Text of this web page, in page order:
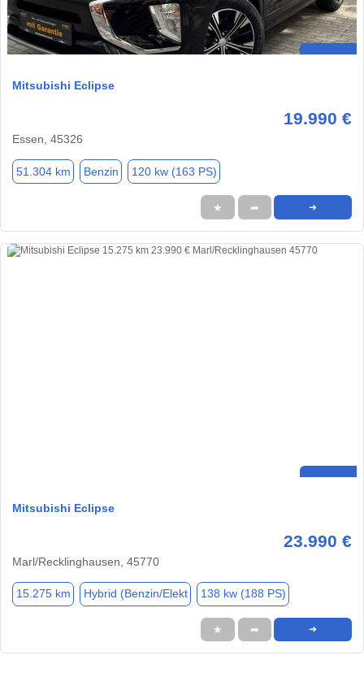
Mitsubishi Eclipse
19.990 €
Essen, 45326
51.304 km Benzin 120 kw (163 PS)
★ ➦ ➜
Mitsubishi Eclipse
23.990 €
Marl/Recklinghausen, 45770
15.275 km Hybrid (Benzin/Elekt 138 kw (188 PS)
★ ➦ ➜